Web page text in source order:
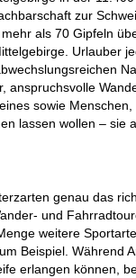
zur
als 70 Gipfeln
Urlauber
anspruchsvolle
sowie
lassen wollen – sie
genau das
und
weitere
Beispiel. Während
erlangen können,